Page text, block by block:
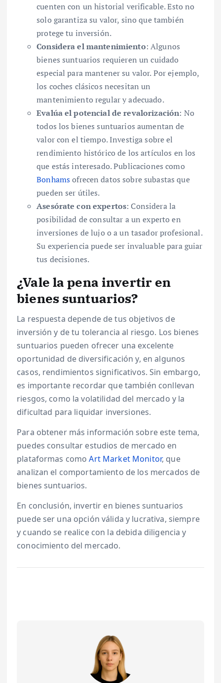
cuenten con un historial verificable. Esto no
solo garantiza su valor, sino que también
protege tu inversión.
Considera el mantenimiento: Algunos
bienes suntuarios requieren un cuidado
especial para mantener su valor. Por ejemplo,
los coches clásicos necesitan un
mantenimiento regular y adecuado.
Evalúa el potencial de revalorización: No
todos los bienes suntuarios aumentan de
valor con el tiempo. Investiga sobre el
rendimiento histórico de los artículos en los
que estás interesado. Publicaciones como
Bonhamsofrecen datos sobre subastas que
pueden ser útiles.
Asesórate con expertos: Considera la
posibilidad de consultar a un experto en
inversiones de lujo o a un tasador profesional.
Su experiencia puede ser invaluable para guiar
tus decisiones.
¿Vale la pena invertir en
bienes suntuarios?
La respuesta depende de tus objetivos de
inversión y de tu tolerancia al riesgo. Los bienes
suntuarios pueden ofrecer una excelente
oportunidad de diversificación y, en algunos
casos, rendimientos significativos. Sin embargo,
es importante recordar que también conllevan
riesgos, como la volatilidad del mercado y la
dificultad para liquidar inversiones.
Para obtener más información sobre este tema,
puedes consultar estudios de mercado en
plataformas comoArt Market Monitor, que
analizan el comportamiento de los mercados de
bienes suntuarios.
En conclusión, invertir en bienes suntuarios
puede ser una opción válida y lucrativa, siempre
y cuando se realice con la debida diligencia y
conocimiento del mercado.